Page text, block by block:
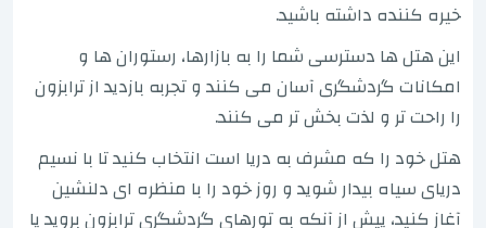
خیره کننده داشته باشید.
این هتل ها دسترسی شما را به بازارها، رستوران ها و
امکانات گردشگری آسان می کنند و تجربه بازدید از ترابزون
را راحت تر و لذت بخش تر می کنند.
هتل خود را که مشرف به دریا است انتخاب کنید تا با نسیم
دریای سیاه بیدار شوید و روز خود را با منظره ای دلنشین
آغاز کنید، پیش از آنکه به تورهای گردشگری ترابزون بروید یا